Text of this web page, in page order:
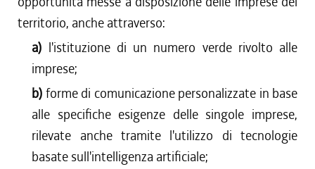
territorio, anche attraverso:
a) l'istituzione di un numero verde rivolto alle
imprese;
b) forme di comunicazione personalizzate in base
alle specifiche esigenze delle singole imprese,
rilevate anche tramite l'utilizzo di tecnologie
basate sull'intelligenza artificiale;